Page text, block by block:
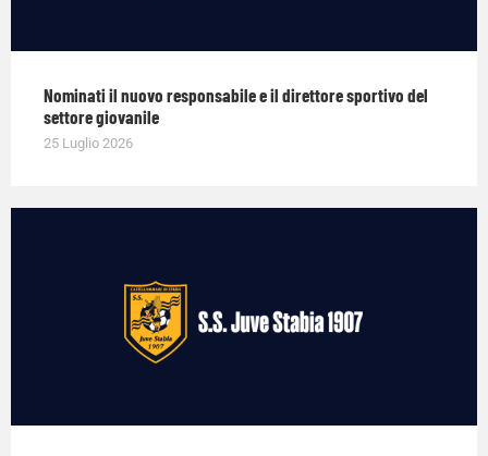
Nominati il nuovo responsabile e il direttore sportivo del
settore giovanile
25 Luglio 2026